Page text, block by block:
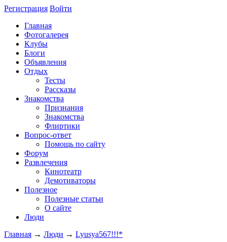
Регистрация Войти
Главная
Фотогалерея
Клубы
Блоги
Объявления
Отдых
Тесты
Рассказы
Знакомства
Признания
Знакомства
Флиртики
Вопрос-ответ
Помощь по сайту
Форум
Развлечения
Кинотеатр
Демотиваторы
Полезное
Полезные статьи
О сайте
Люди
Главная → Люди → Lyusya567!!!*